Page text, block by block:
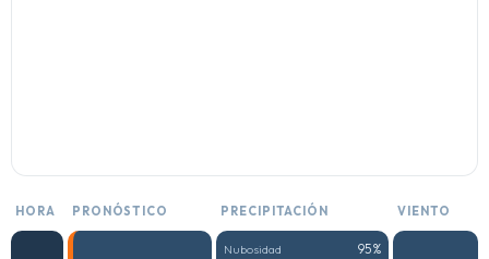
HORA PRONÓSTICO PRECIPITACIÓN VIENTO
Nubosidad 95%